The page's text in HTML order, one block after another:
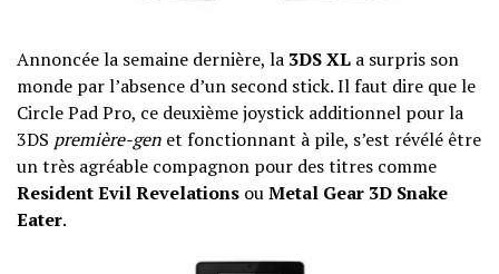
Annoncée la semaine dernière, la 3DS XL a surpris son
monde par l’absence d’un second stick. Il faut dire que le
Circle Pad Pro, ce deuxième joystick additionnel pour la
3DS première-gen et fonctionnant à pile, s’est révélé être
un très agréable compagnon pour des titres comme
Resident Evil Revelations ouMetal Gear 3D Snake
Eater.